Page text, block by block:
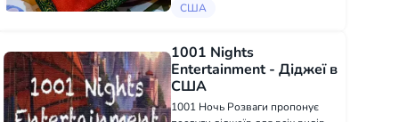
Приготування страв для водіїв
США
1001 Nights
Entertainment - Діджеї в
США
1001 Ночь Розваги пропонує